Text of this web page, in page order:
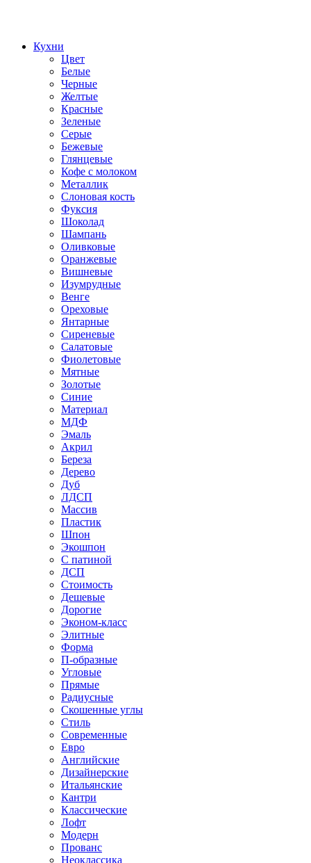
Кухни
Цвет
Белые
Черные
Желтые
Красные
Зеленые
Серые
Бежевые
Глянцевые
Кофе с молоком
Металлик
Слоновая кость
Фуксия
Шоколад
Шампань
Оливковые
Оранжевые
Вишневые
Изумрудные
Венге
Ореховые
Янтарные
Сиреневые
Салатовые
Фиолетовые
Мятные
Золотые
Синие
Материал
МДФ
Эмаль
Акрил
Береза
Дерево
Дуб
ЛДСП
Массив
Пластик
Шпон
Экошпон
С патиной
ДСП
Стоимость
Дешевые
Дорогие
Эконом-класс
Элитные
Форма
П-образные
Угловые
Прямые
Радиусные
Скошенные углы
Стиль
Современные
Евро
Английские
Дизайнерские
Итальянские
Кантри
Классические
Лофт
Модерн
Прованс
Неоклассика